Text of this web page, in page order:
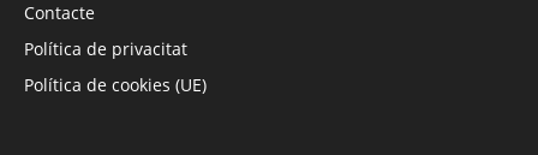
Contacte
Política de privacitat
Política de cookies (UE)